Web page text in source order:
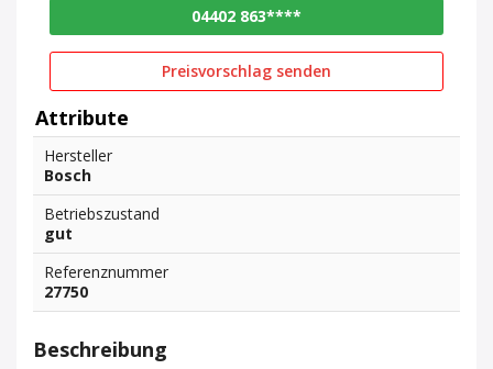
04402 863****
Preisvorschlag senden
Attribute
Hersteller
Bosch
Betriebszustand
gut
Referenznummer
27750
Beschreibung